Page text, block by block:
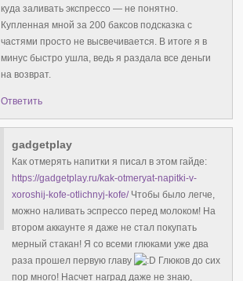
куда заливать экспрессо — не понятно.
Купленная мной за 200 баксов подсказка с
частями просто не высвечивается. В итоге я в
минус быстро ушла, ведь я раздала все деньги
на возврат.
Ответить
gadgetplay
Как отмерять напитки я писал в этом гайде:
https://gadgetplay.ru/kak-otmeryat-napitki-v-
xoroshij-kofe-otlichnyj-kofe/Чтобы было легче,
можно наливать эспрессо перед молоком! На
втором аккаунте я даже не стал покупать
мерный стакан! Я со всеми глюками уже два
раза прошел первую главу
Глюков до сих
пор много! Насчет наград даже не знаю,